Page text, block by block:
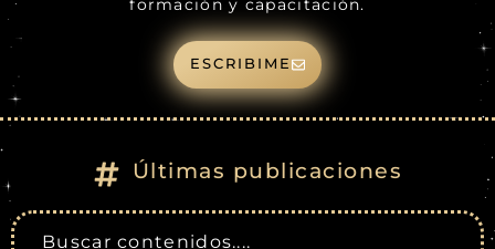
ESCRIBIME
Últimas publicaciones